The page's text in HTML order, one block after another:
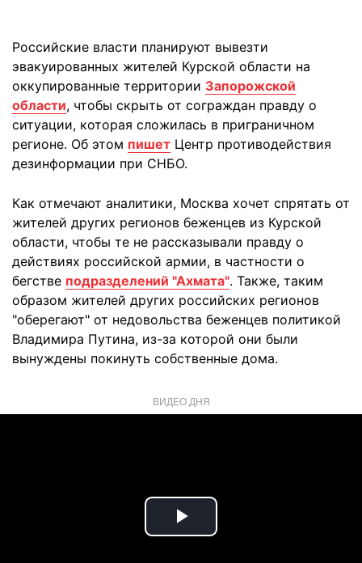
Российские власти планируют вывезти
эвакуированных жителей Курской области на
оккупированные территории Запорожской
области, чтобы скрыть от сограждан правду о
ситуации, которая сложилась в приграничном
регионе. Об этом пишет Центр противодействия
дезинформации при СНБО.
Как отмечают аналитики, Москва хочет спрятать от
жителей других регионов беженцев из Курской
области, чтобы те не рассказывали правду о
действиях российской армии, в частности о
бегстве подразделений "Ахмата". Также, таким
образом жителей других российских регионов
"оберегают" от недовольства беженцев политикой
Владимира Путина, из-за которой они были
вынуждены покинуть собственные дома.
ВИДЕО ДНЯ
Play